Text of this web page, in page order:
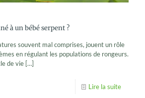
à un bébé serpent ?
souvent mal comprises, jouent un rôle
en régulant les populations de rongeurs.
de vie […]
Lire la suite